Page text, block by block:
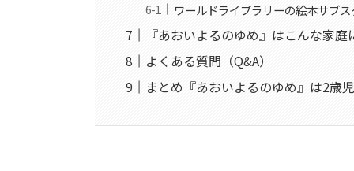
ワールドライブラリーの絵本サブ
『あおいよるのゆめ』はこんな家
よくある質問（Q&A）
まとめ『あおいよるのゆめ』は2歳